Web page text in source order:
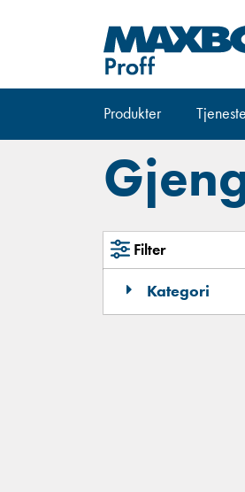
Produkter
Filter
Kategori